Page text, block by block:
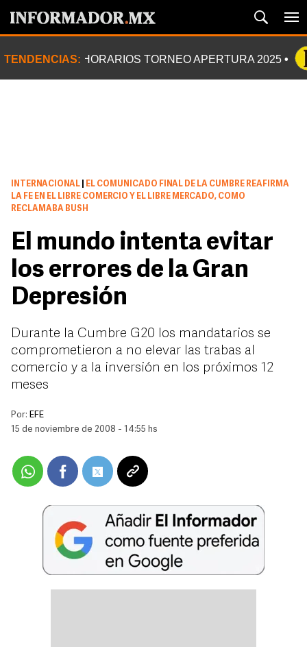
TENDENCIAS: HORARIOS TORNEO APERTURA 2025
INTERNACIONAL
EL COMUNICADO FINAL DE LA CUMBRE REAFIRMA
LA FE EN EL LIBRE COMERCIO Y EL LIBRE MERCADO, COMO
RECLAMABA BUSH
El mundo intenta evitar
los errores de la Gran
Depresión
Durante la Cumbre G20 los mandatarios se
comprometieron a no elevar las trabas al
comercio y a la inversión en los próximos 12
meses
Por: EFE
15 de noviembre de 2008 - 14:55 hs